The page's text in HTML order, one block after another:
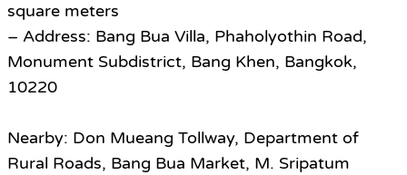
square meters
– Address: Bang Bua Villa, Phaholyothin Road,
Monument Subdistrict, Bang Khen, Bangkok,
10220
Nearby: Don Mueang Tollway, Department of
Rural Roads, Bang Bua Market, M. Sripatum